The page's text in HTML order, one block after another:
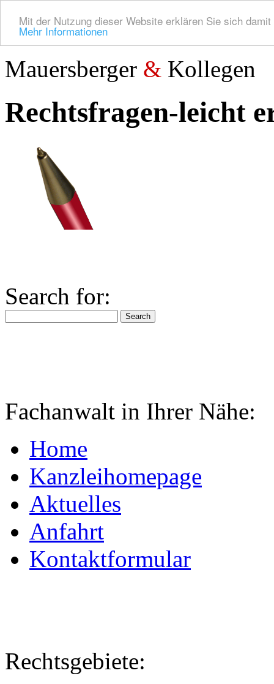
Mit der Nutzung dieser Website erklären Sie sich
Mehr Informationen
Mauersberger & Kollegen
Rechtsfragen-leicht
Search for:
Fachanwalt in Ihrer Nähe:
Home
Kanzleihomepage
Aktuelles
Anfahrt
Kontaktformular
Rechtsgebiete: